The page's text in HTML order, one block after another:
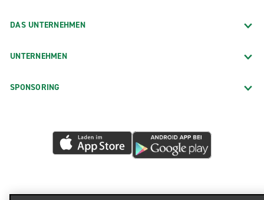
DAS UNTERNEHMEN
UNTERNEHMEN
SPONSORING